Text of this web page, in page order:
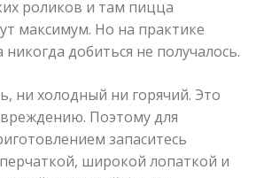
роликов и там пицца
максимум. Но на практике
никогда добиться не получалось.
ни холодный ни горячий. Это
Поэтому для
запаситесь
широкой лопаткой и